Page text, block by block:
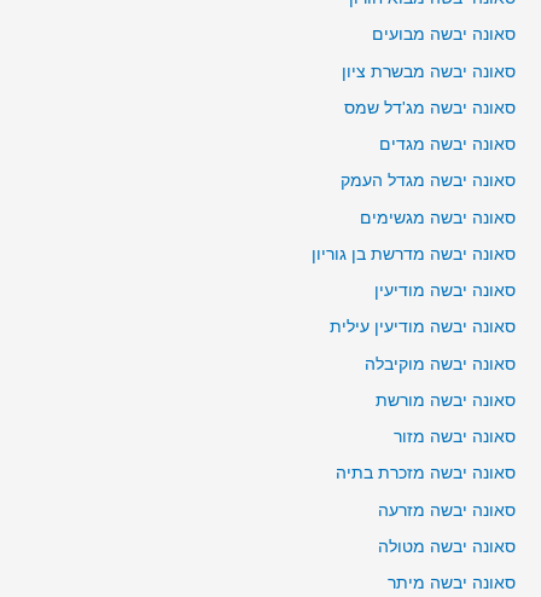
סאונה יבשה מבועים
סאונה יבשה מבשרת ציון
סאונה יבשה מג'דל שמס
סאונה יבשה מגדים
סאונה יבשה מגדל העמק
סאונה יבשה מגשימים
סאונה יבשה מדרשת בן גוריון
סאונה יבשה מודיעין
סאונה יבשה מודיעין עילית
סאונה יבשה מוקיבלה
סאונה יבשה מורשת
סאונה יבשה מזור
סאונה יבשה מזכרת בתיה
סאונה יבשה מזרעה
סאונה יבשה מטולה
סאונה יבשה מיתר